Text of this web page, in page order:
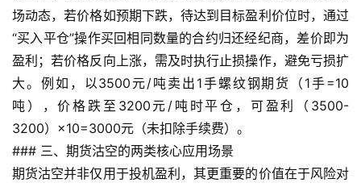
场动态，若价格如预期下跌，待达到目标盈利价位时，通过
“买入平仓”操作买回相同数量的合约归还经纪商，差价即为
盈利；若价格反向上涨，需及时执行止损操作，避免亏损扩
大。例如，以3500元/吨卖出1手螺纹钢期货（1手=10
吨），价格跌至3200元/吨时平仓，可盈利（3500-
3200）×10=3000元（未扣除手续费）。
### 三、期货沽空的两类核心应用场景
期货沽空并非仅用于投机盈利，其更重要的价值在于风险对